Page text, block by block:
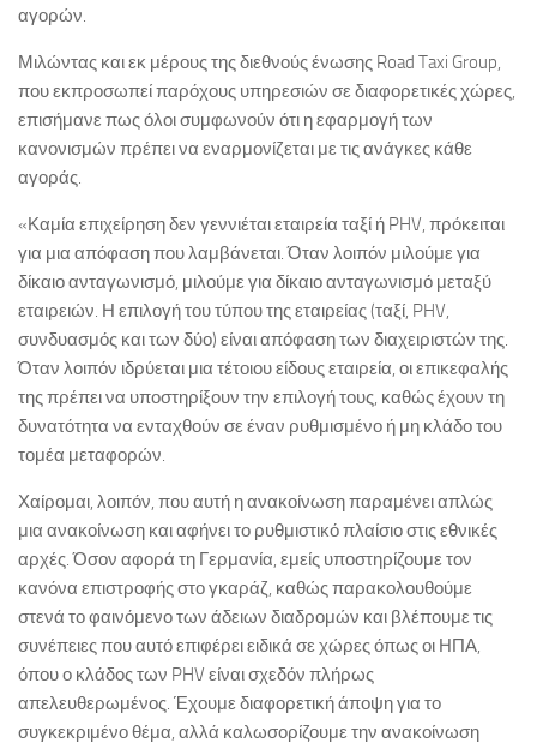
αγορών.
Μιλώντας και εκ μέρους της διεθνούς ένωσης Road Taxi Group,
που εκπροσωπεί παρόχους υπηρεσιών σε διαφορετικές χώρες,
επισήμανε πως όλοι συμφωνούν ότι η εφαρμογή των
κανονισμών πρέπει να εναρμονίζεται με τις ανάγκες κάθε
αγοράς.
«Καμία επιχείρηση δεν γεννιέται εταιρεία ταξί ή PHV, πρόκειται
για μια απόφαση που λαμβάνεται. Όταν λοιπόν μιλούμε για
δίκαιο ανταγωνισμό, μιλούμε για δίκαιο ανταγωνισμό μεταξύ
εταιρειών. Η επιλογή του τύπου της εταιρείας (ταξί, PHV,
συνδυασμός και των δύο) είναι απόφαση των διαχειριστών της.
Όταν λοιπόν ιδρύεται μια τέτοιου είδους εταιρεία, οι επικεφαλής
της πρέπει να υποστηρίξουν την επιλογή τους, καθώς έχουν τη
δυνατότητα να ενταχθούν σε έναν ρυθμισμένο ή μη κλάδο του
τομέα μεταφορών.
Χαίρομαι, λοιπόν, που αυτή η ανακοίνωση παραμένει απλώς
μια ανακοίνωση και αφήνει το ρυθμιστικό πλαίσιο στις εθνικές
αρχές. Όσον αφορά τη Γερμανία, εμείς υποστηρίζουμε τον
κανόνα επιστροφής στο γκαράζ, καθώς παρακολουθούμε
στενά το φαινόμενο των άδειων διαδρομών και βλέπουμε τις
συνέπειες που αυτό επιφέρει ειδικά σε χώρες όπως οι ΗΠΑ,
όπου ο κλάδος των PHV είναι σχεδόν πλήρως
απελευθερωμένος. Έχουμε διαφορετική άποψη για το
συγκεκριμένο θέμα, αλλά καλωσορίζουμε την ανακοίνωση